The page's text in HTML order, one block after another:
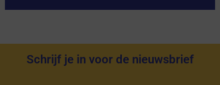
Schrijf je in voor de nieuwsbrief